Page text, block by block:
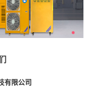
有限公司